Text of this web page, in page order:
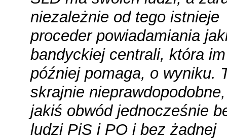
niezależnie od tego istnieje
proceder powiadamiania
bandyckiej centrali, która im
później pomaga, o wyniku.
skrajnie nieprawdopodobne,
jakiś obwód jednocześnie
ludzi PiS i PO i bez żadnej